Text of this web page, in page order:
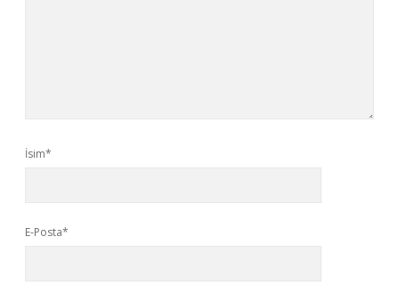
İsim*
E-Posta*